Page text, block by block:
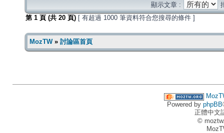
顯示文章 :
第 1 頁 (共 20 頁) [ 有超過 1000 筆資料符合您搜尋的條件 ]
MozTW» 討論區首頁
Powered by phpBB
正體中文
©